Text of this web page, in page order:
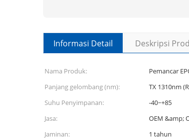
Informasi Detail Deskripsi
Nama Produk: Pemancar
Panjang gelombang (nm):
TX 1310nm
Suhu Penyimpanan:
-40~+85
Jasa:
OEM &amp;
Jaminan:
1 tahun